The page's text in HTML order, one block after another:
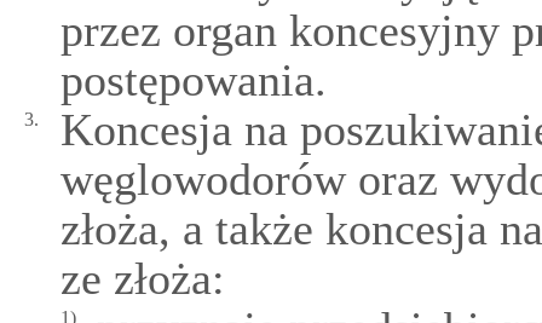
przez organ koncesyjny
postępowania.
3.
Koncesja na
węglowodorów oraz
złoża, a także koncesja
ze złoża:
1)